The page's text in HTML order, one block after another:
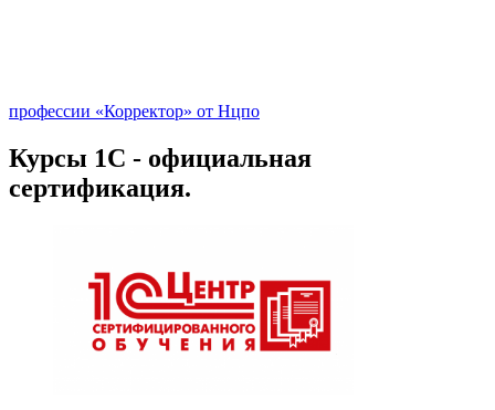
профессии «Корректор» от Нцпо
Курсы 1С - официальная
сертификация.